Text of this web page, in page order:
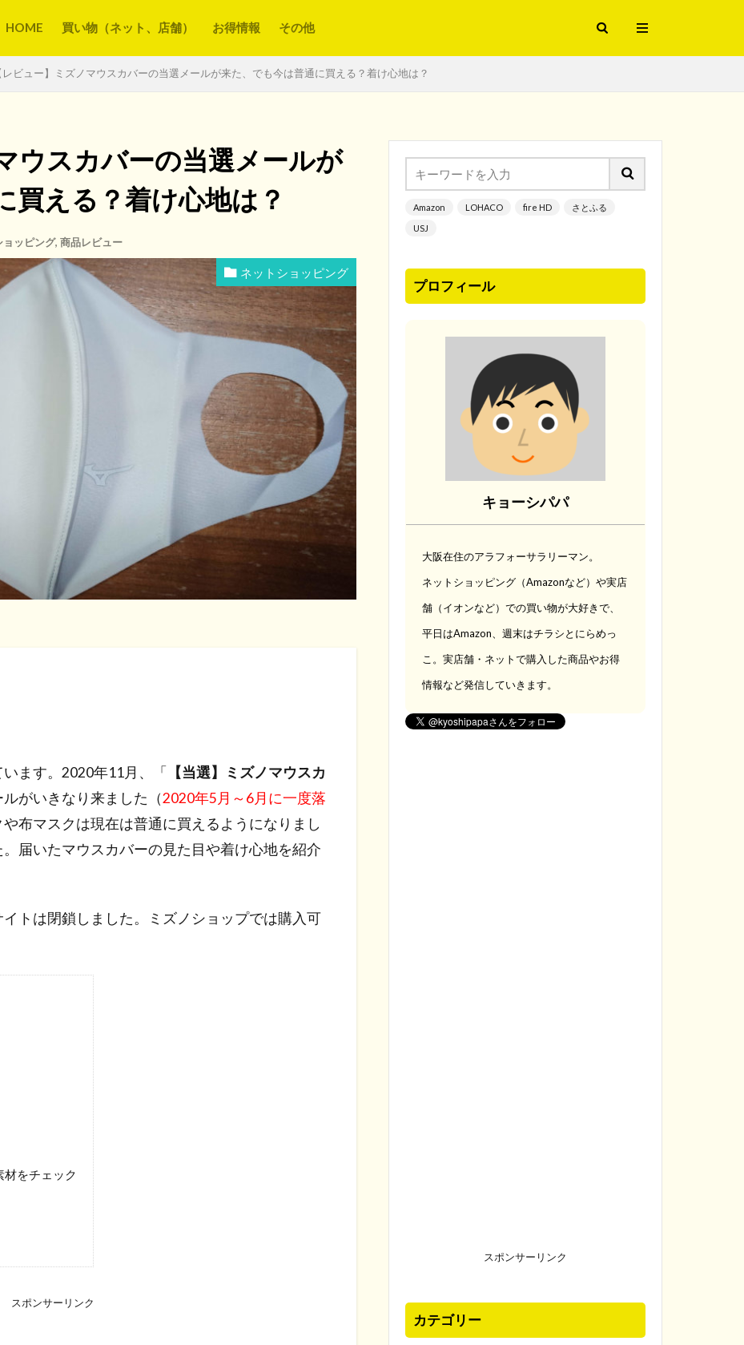
HOME 買い物（ネット、店舗） お得情報 その他
レビュー】ミズノマウスカバーの当選メールが来た、でも今は普通に買える？着け心地は？
ウスカバーの当選メールが
買える？着け心地は？
ョッピング, 商品レビュー
ネットショッピング
ます。2020年11月、「
【当選】ミズノマウスカ
ルがいきなり来ました（2020年5月～6月に一度落
布マスクは現在は普通に買えるようになりまし
届いたマウスカバーの見た目や着け心地を紹介
トは閉鎖しました。ミズノショップでは購入可
材をチェック
スポンサーリンク
Amazon LOHACO fire HD
さとふる
USJ
プロフィール
キョーシパパ
大阪在住のアラフォーサラリーマン。
ネットショッピング（Amazonなど）や実店
舗（イオンなど）での買い物が大好きで、
平日はAmazon、週末はチラシとにらめっ
こ。実店舗・ネットで購入した商品やお得
情報など発信していきます。
スポンサーリンク
カテゴリー